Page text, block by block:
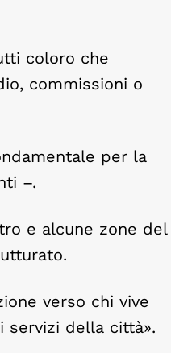
coloro che
commissioni o
per la
–.
e alcune zone del
verso chi vive
servizi della città».